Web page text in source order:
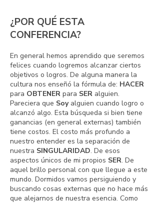
¿POR QUÉ ESTA
CONFERENCIA?
En general hemos aprendido que seremos
felices cuando logremos alcanzar ciertos
objetivos o logros. De alguna manera la
cultura nos enseñó la fórmula de: HACER
para OBTENER para SER alguien.
Pareciera que Soyalguien cuando logro o
alcanzó algo. Esta búsqueda si bien tiene
ganancias (en general externas) también
tiene costos. El costo más profundo a
nuestro entender es la separación de
nuestra SINGULARIDAD. De esos
aspectos únicos de mi propios SER. De
aquel brillo personal con que llegue a este
mundo. Dormidos vamos persiguiendo y
buscando cosas externas que no hace más
que alejarnos de nuestra esencia. Como